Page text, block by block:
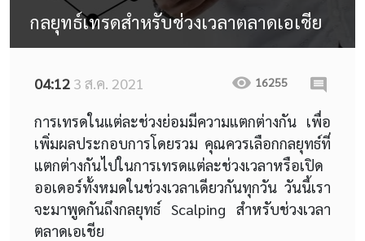
กลยุทธ์เทรดสำหรับช่วงเวลาตลาดเอเชีย
04:12 3 ส.ค. 2021 16255
การเทรดในแต่ละช่วงย่อมมีความแตกต่างกัน เพื่อ
เพิ่มผลประกอบการโดยรวม คุณควรเลือกกลยุทธ์ที่
แตกต่างกันไปในการเทรดแต่ละช่วงเวลาหรือเปิด
ออเดอร์ทั้งหมดในช่วงเวลาเดียวกันทุกวัน วันนี้เรา
จะมาพูดกันถึงกลยุทธ์ Scalping สำหรับช่วงเวลา
ตลาดเอเชีย